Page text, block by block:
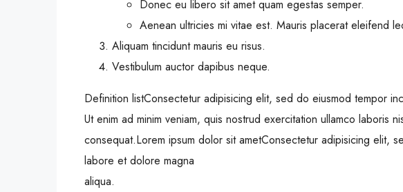
Donec eu libero sit amet quam egestas semper.
Aenean ultricies mi vitae est. Mauris placerat eleifend
Aliquam tincidunt mauris eu risus.
Vestibulum auctor dapibus neque.
Definition listConsectetur adipisicing elit, sed do eiusmod tempor
Ut enim ad minim veniam, quis nostrud exercitation ullamco laboris
consequat.Lorem ipsum dolor sit ametConsectetur adipisicing elit,
labore et dolore magna
aliqua.